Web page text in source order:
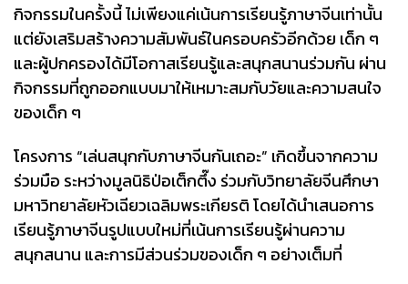
กิจกรรมในครั้งนี้ ไม่เพียงแค่เน้นการเรียนรู้ภาษาจีนเท่านั้น
แต่ยังเสริมสร้างความสัมพันธ์ในครอบครัวอีกด้วย เด็ก ๆ
และผู้ปกครองได้มีโอกาสเรียนรู้และสนุกสนานร่วมกัน ผ่าน
กิจกรรมที่ถูกออกแบบมาให้เหมาะสมกับวัยและความสนใจ
ของเด็ก ๆ
โครงการ “เล่นสนุกกับภาษาจีนกันเถอะ” เกิดขึ้นจากความ
ร่วมมือ ระหว่างมูลนิธิป่อเต็กตึ๊ง ร่วมกับวิทยาลัยจีนศึกษา
มหาวิทยาลัยหัวเฉียวเฉลิมพระเกียรติ โดยได้นำเสนอการ
เรียนรู้ภาษาจีนรูปแบบใหม่ที่เน้นการเรียนรู้ผ่านความ
สนุกสนาน และการมีส่วนร่วมของเด็ก ๆ อย่างเต็มที่